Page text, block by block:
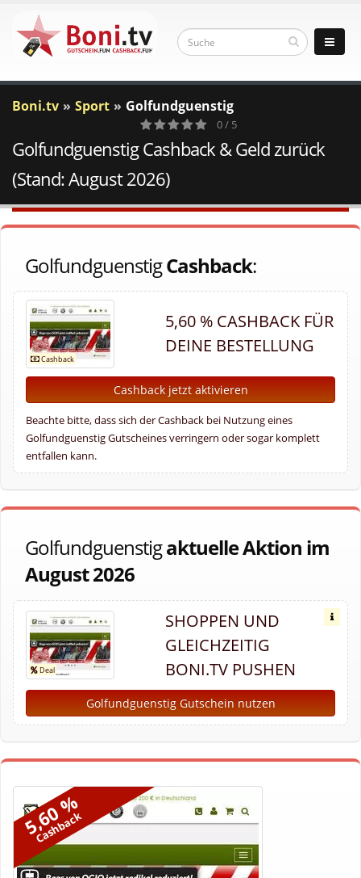
Boni.tv Sport Golfundguenstig
0
Votes
0 / 5
Golfundguenstig Cashback & Geld zurück
(Stand: August 2026)
GolfundguenstigCashback:
5,60 % CASHBACK FÜR
DEINE BESTELLUNG
Cashback jetzt aktivieren
Beachte bitte, dass sich der Cashback bei Nutzung eines
Golfundguenstig Gutscheines verringern oder sogar komplett
entfallen kann.
Golfundguenstigaktuelle Aktion im
August 2026
SHOPPEN UND
GLEICHZEITIG
BONI.TV PUSHEN
Golfundguenstig Gutschein nutzen
5,60 %
Cashback